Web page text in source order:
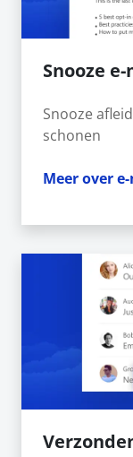
Snooze
Snooze
schonen
Meer over